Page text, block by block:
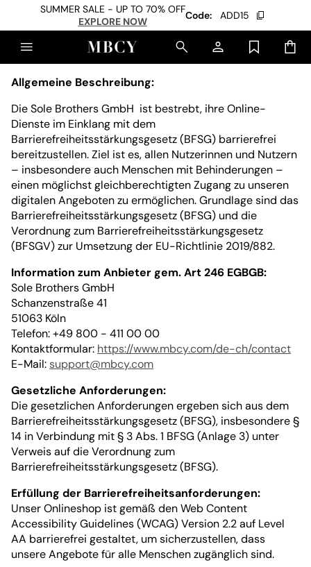
SUMMER SALE - UP TO 70% OFF
EXPLORE NOW
Code: ADD15
Allgemeine Beschreibung:
Die Sole Brothers GmbH ist bestrebt, ihre Online-
Dienste im Einklang mit dem
Barrierefreiheitsstärkungsgesetz (BFSG) barrierefrei
bereitzustellen. Ziel ist es, allen Nutzerinnen und Nutzern
– insbesondere auch Menschen mit Behinderungen –
einen möglichst gleichberechtigten Zugang zu unseren
digitalen Angeboten zu ermöglichen. Grundlage sind das
Barrierefreiheitsstärkungsgesetz (BFSG) und die
Verordnung zum Barrierefreiheitsstärkungsgesetz
(BFSGV) zur Umsetzung der EU-Richtlinie 2019/882.
Information zum Anbieter gem. Art 246 EGBGB:
Sole Brothers GmbH
Schanzenstraße 41
51063 Köln
Telefon: +49 800 - 411 00 00
Kontaktformular: https://www.mbcy.com/de-ch/contact
E-Mail: support@mbcy.com
Gesetzliche Anforderungen:
Die gesetzlichen Anforderungen ergeben sich aus dem
Barrierefreiheitsstärkungsgesetz (BFSG), insbesondere §
14 in Verbindung mit § 3 Abs. 1 BFSG (Anlage 3) unter
Verweis auf die Verordnung zum
Barrierefreiheitsstärkungsgesetz (BFSG).
Erfüllung der Barrierefreiheitsanforderungen:
Unser Onlineshop ist gemäß den Web Content
Accessibility Guidelines (WCAG) Version 2.2 auf Level
AA barrierefrei gestaltet, um sicherzustellen, dass
unsere Angebote für alle Menschen zugänglich sind.